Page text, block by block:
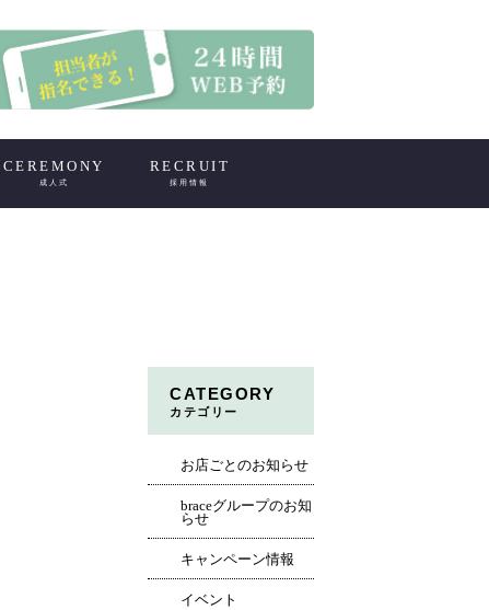
CEREMONY
成人式
RECRUIT
採用情報
CATEGORY
カテゴリー
お店ごとのお知らせ
braceグループのお知
らせ
キャンペーン情報
イベント